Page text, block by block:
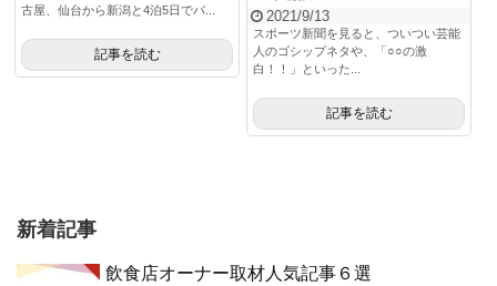
2021/9/13
スポーツ新聞を見ると、ついつい芸能
人のゴシップネタや、「○○の激
白！！」といった...
記事を読む
古屋、仙台から新潟と4泊5日でバ...
記事を読む
新着記事
飲食店オーナー取材人気記事６選